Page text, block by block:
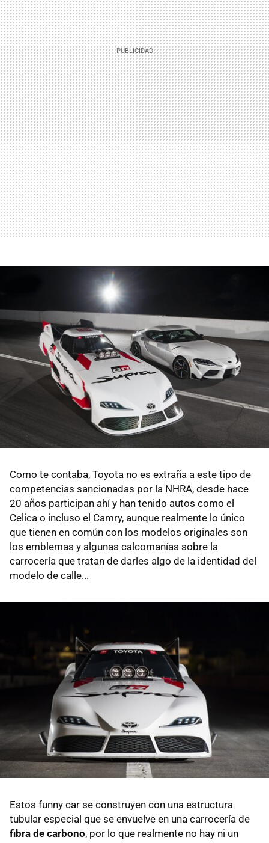
Como te contaba, Toyota no es extraña a este tipo de
competencias sancionadas por la NHRA, desde hace
20 años participan ahí y han tenido autos como el
Celica o incluso el Camry, aunque realmente lo único
que tienen en común con los modelos originales son
los emblemas y algunas calcomanías sobre la
carrocería que tratan de darles algo de la identidad del
modelo de calle...
Estos funny car se construyen con una estructura
tubular especial que se envuelve en una carrocería de
fibra de carbono, por lo que realmente no hay ni un